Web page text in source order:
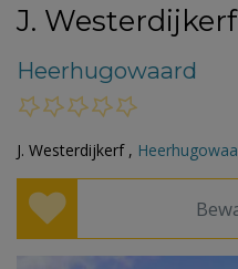
J. Westerdijkerf
Heerhugowaard
J. Westerdijkerf ,